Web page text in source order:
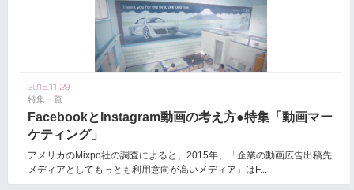
2015.11.29
特集一覧
FacebookとInstagram動画の考え方●特集「動画マー
ケティング」
アメリカのMixpo社の調査によると、2015年、「企業の動画広告出稿先
メディアとしてもっとも利用意向が高いメディア」はF...